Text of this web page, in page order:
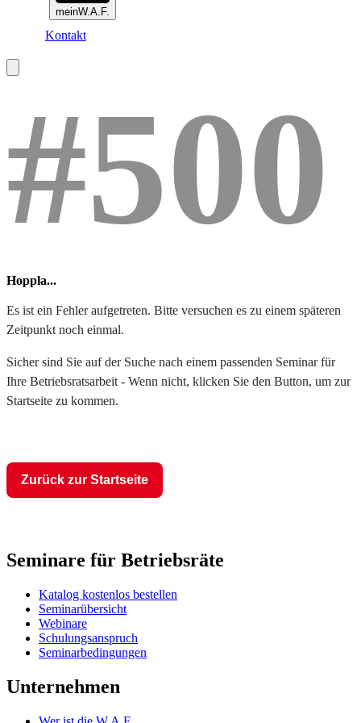
meinW.A.F.
Kontakt
#500
Hoppla...
Es ist ein Fehler aufgetreten. Bitte versuchen es zu einem späteren
Zeitpunkt noch einmal.
Sicher sind Sie auf der Suche nach einem passenden Seminar für
Ihre Betriebsratsarbeit - Wenn nicht, klicken Sie den Button, um zur
Startseite zu kommen.
Zurück zur Startseite
Seminare für Betriebsräte
Katalog kostenlos bestellen
Seminarübersicht
Webinare
Schulungsanspruch
Seminarbedingungen
Unternehmen